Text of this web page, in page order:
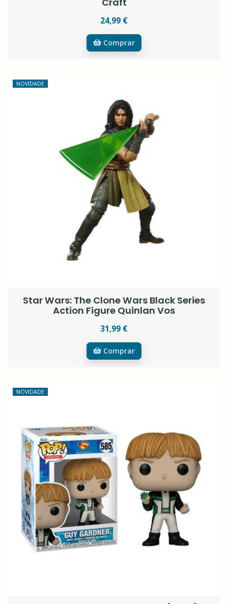
24,99 €
Comprar
NOVIDADE
Star Wars: The Clone Wars Black Series
Action Figure Quinlan Vos
31,99 €
Comprar
NOVIDADE